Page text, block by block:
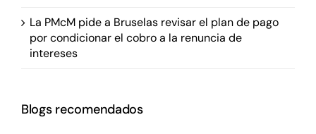
La PMcM pide a Bruselas revisar el plan de pago
por condicionar el cobro a la renuncia de
intereses
Blogs recomendados